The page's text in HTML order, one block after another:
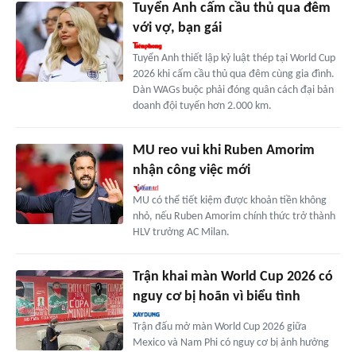
Tuyển Anh cấm cầu thủ qua đêm
với vợ, bạn gái
Tuyển Anh thiết lập kỷ luật thép tại World Cup
2026 khi cấm cầu thủ qua đêm cùng gia đình.
Dàn WAGs buộc phải đóng quân cách đại bản
doanh đội tuyển hơn 2.000 km.
MU reo vui khi Ruben Amorim
nhận công việc mới
MU có thể tiết kiệm được khoản tiền không
nhỏ, nếu Ruben Amorim chính thức trở thành
HLV trưởng AC Milan.
Trận khai màn World Cup 2026 có
nguy cơ bị hoãn vì biểu tình
Trận đấu mở màn World Cup 2026 giữa
Mexico và Nam Phi có nguy cơ bị ảnh hưởng